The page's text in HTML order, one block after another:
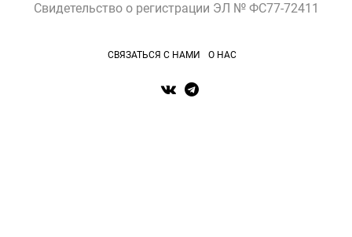
Свидетельство о регистрации ЭЛ № ФС77-72411
СВЯЗАТЬСЯ С НАМИ О НАС